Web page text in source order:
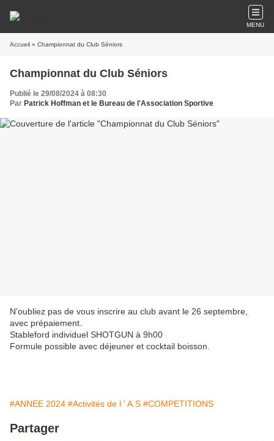
MENU
Accueil » Championnat du Club Séniors
Championnat du Club Séniors
Publié le 29/08/2024 à 08:30
Par Patrick Hoffman et le Bureau de l'Association Sportive
N'oubliez pas de vous inscrire au club avant le 26 septembre,
avec prépaiement.
Stableford individuel SHOTGUN à 9h00
Formule possible avec déjeuner et cocktail boisson.
#ANNEE 2024 #Activités de l ' A.S #COMPETITIONS
Partager